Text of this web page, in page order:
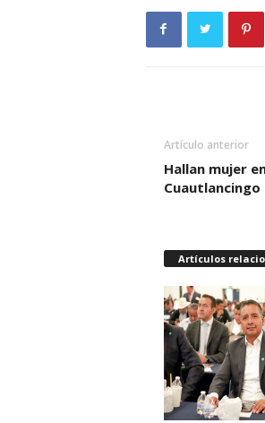
Artículo anterior
Hallan mujer
Cuautlancingo
Artículos